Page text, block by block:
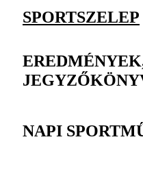
SPORTSZELEP
NAPI